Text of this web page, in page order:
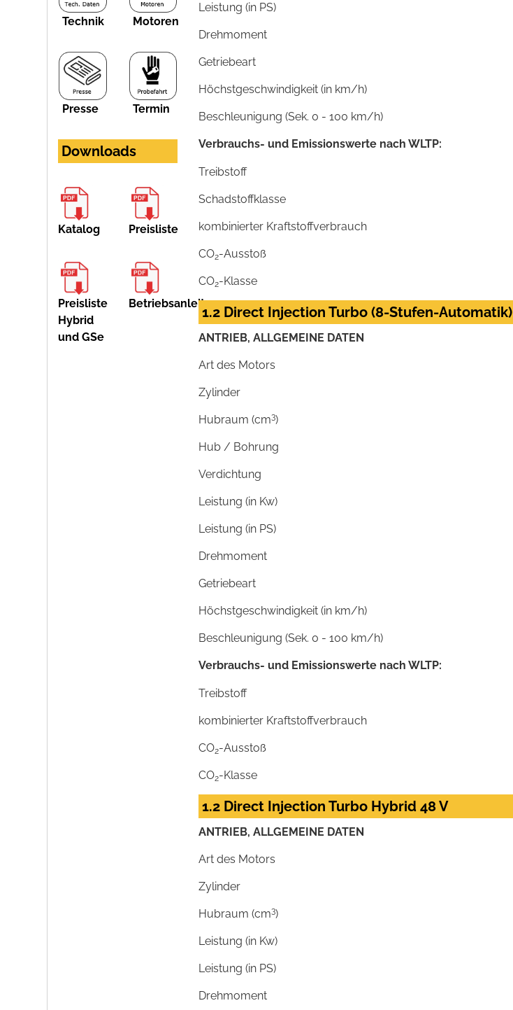
Technik Motoren
Presse Termin
Downloads
Katalog Preisliste
Preisliste
Hybrid
und GSe
Betriebsanleitung
Leistung (in PS)
Drehmoment
Getriebeart
Höchstgeschwindigkeit (in km/h)
Beschleunigung (Sek. 0 - 100 km/h)
Verbrauchs- und Emissionswerte nach WLTP:
Treibstoff
Schadstoffklasse
kombinierter Kraftstoffverbrauch
CO2-Ausstoß
CO2-Klasse
1.2 Direct Injection Turbo (8-Stufen-Automatik)
ANTRIEB, ALLGEMEINE DATEN
Art des Motors
Zylinder
Hubraum (cm3)
Hub / Bohrung
Verdichtung
Leistung (in Kw)
Leistung (in PS)
Drehmoment
Getriebeart
Höchstgeschwindigkeit (in km/h)
Beschleunigung (Sek. 0 - 100 km/h)
Verbrauchs- und Emissionswerte nach WLTP:
Treibstoff
kombinierter Kraftstoffverbrauch
CO2-Ausstoß
CO2-Klasse
1.2 Direct Injection Turbo Hybrid 48 V
ANTRIEB, ALLGEMEINE DATEN
Art des Motors
Zylinder
Hubraum (cm3)
Leistung (in Kw)
Leistung (in PS)
Drehmoment